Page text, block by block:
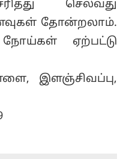
செல்வது
தோன்றலாம்.
ஏற்பட்டு
இளஞ்சிவப்பு,